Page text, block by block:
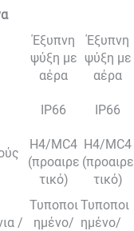
Έξυπνη
ψύξη με
αέρα
Έξυπνη
ψύξη με
αέρα
IP66 IP66
H4/MC4
(προαιρε
τικό)
H4/MC4
(προαιρε
τικό)
/
Τυποποι
ημένο/
Τυποποι
ημένο/